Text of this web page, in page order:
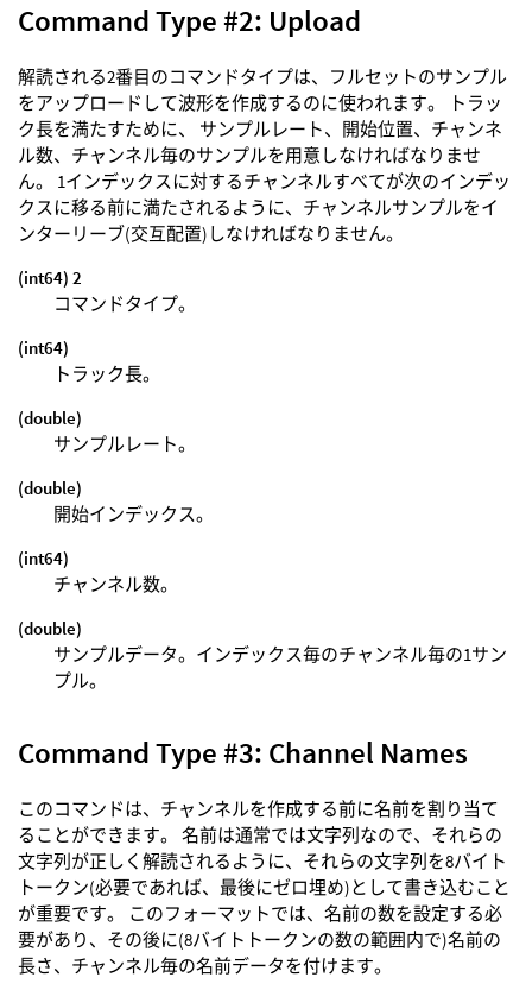
Command Type #2: Upload
解読される2番目のコマンドタイプは、フルセットのサンプル
をアップロードして波形を作成するのに使われます。 トラッ
ク長を満たすために、 サンプルレート、開始位置、チャンネ
ル数、チャンネル毎のサンプルを用意しなければなりませ
ん。 1インデックスに対するチャンネルすべてが次のインデッ
クスに移る前に満たされるように、チャンネルサンプルをイ
ンターリーブ(交互配置)しなければなりません。
(int64) 2
コマンドタイプ。
(int64)
トラック長。
(double)
サンプルレート。
(double)
開始インデックス。
(int64)
チャンネル数。
(double)
サンプルデータ。インデックス毎のチャンネル毎の1サン
プル。
Command Type #3: Channel Names
このコマンドは、チャンネルを作成する前に名前を割り当て
ることができます。 名前は通常では文字列なので、それらの
文字列が正しく解読されるように、それらの文字列を8バイト
トークン(必要であれば、最後にゼロ埋め)として書き込むこと
が重要です。 このフォーマットでは、名前の数を設定する必
要があり、その後に(8バイトトークンの数の範囲内で)名前の
長さ、チャンネル毎の名前データを付けます。